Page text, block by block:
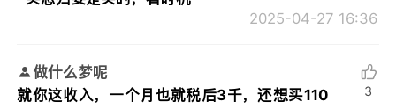
2025-04-27 16:36
做什么梦呢
就你这收入，一个月也就税后3千，还想买110
3